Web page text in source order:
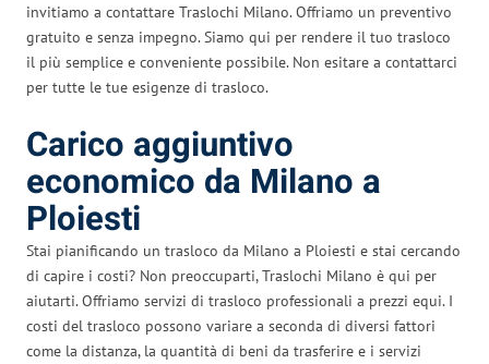
invitiamo a contattare Traslochi Milano. Offriamo un preventivo
gratuito e senza impegno. Siamo qui per rendere il tuo trasloco
il più semplice e conveniente possibile. Non esitare a contattarci
per tutte le tue esigenze di trasloco.
Carico aggiuntivo
economico da Milano a
Ploiesti
Stai pianificando un trasloco da Milano a Ploiesti e stai cercando
di capire i costi? Non preoccuparti, Traslochi Milano è qui per
aiutarti. Offriamo servizi di trasloco professionali a prezzi equi. I
costi del trasloco possono variare a seconda di diversi fattori
come la distanza, la quantità di beni da trasferire e i servizi